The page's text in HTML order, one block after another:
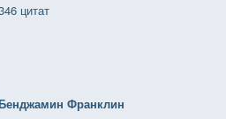
цитат
Франклин